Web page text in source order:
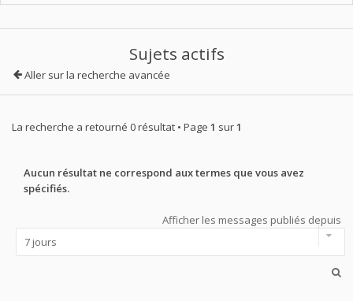
Sujets actifs
Aller sur la recherche avancée
La recherche a retourné 0 résultat • Page 1 sur1
Aucun résultat ne correspond aux termes que vous avez
spécifiés.
Afficher les messages publiés depuis